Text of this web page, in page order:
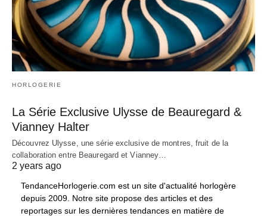
HORLOGERIE
La Série Exclusive Ulysse de Beauregard &
Vianney Halter
Découvrez Ulysse, une série exclusive de montres, fruit de la
collaboration entre Beauregard et Vianney…
2 years ago
TendanceHorlogerie.com est un site d'actualité horlogère
depuis 2009. Notre site propose des articles et des
reportages sur les dernières tendances en matière de